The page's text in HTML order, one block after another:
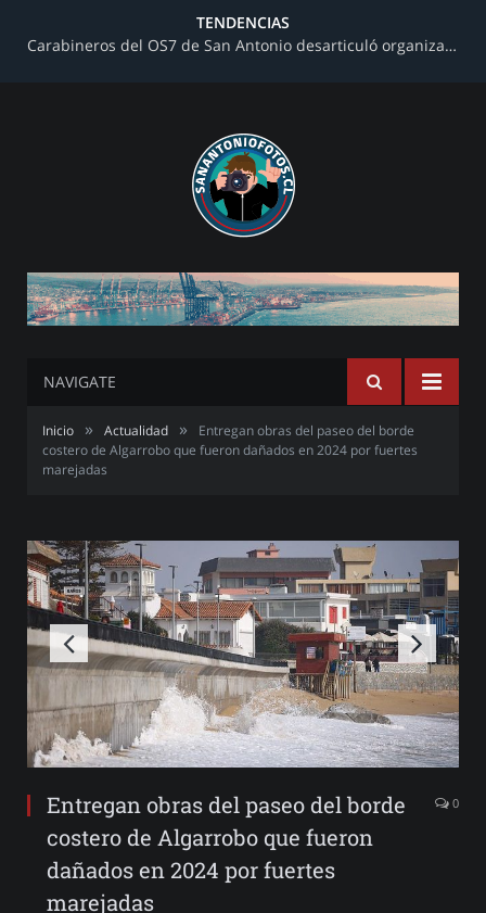
TENDENCIAS
Carabineros del OS7 de San Antonio desarticuló organización criminal dedicada al narcotráfico en toma de terrenos
NAVIGATE
Inicio » Actualidad »
Entregan obras del paseo del borde
costero de Algarrobo que fueron dañados en 2024 por fuertes
marejadas
Entregan obras del paseo del borde
costero de Algarrobo que fueron
dañados en 2024 por fuertes
marejadas
0